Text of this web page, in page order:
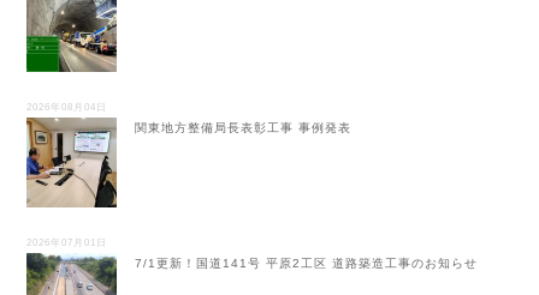
2026年08月04日
関東地方整備局長表彰工事 事例発表
2026年07月01日
7/1更新！国道141号 平原2工区 道路築造工事のお知らせ